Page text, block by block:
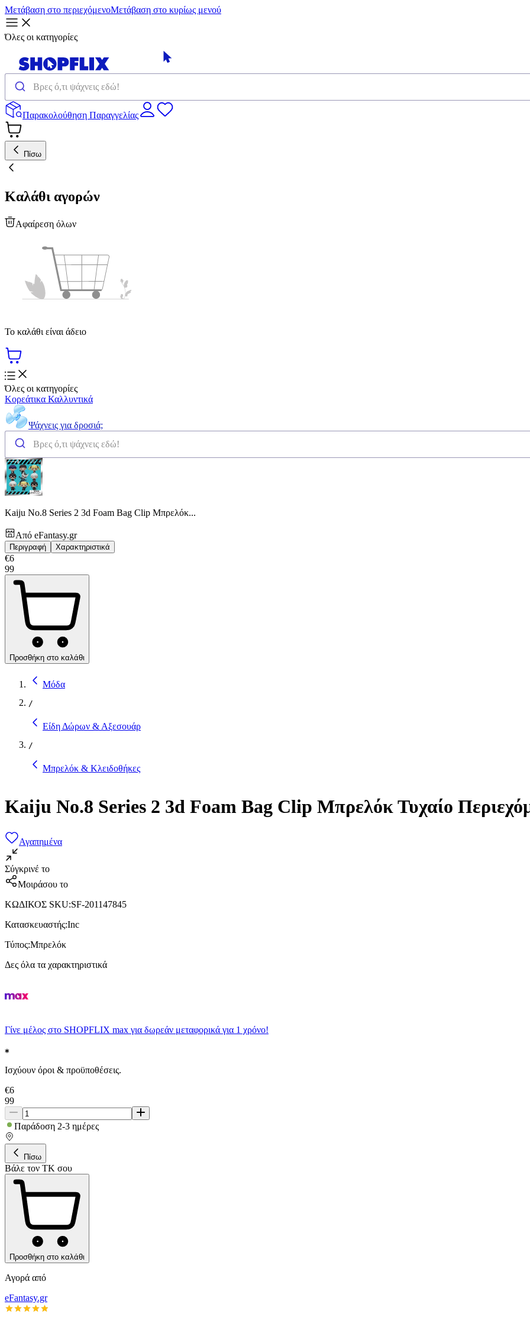
Μετάβαση στο περιεχόμενοΜετάβαση στο κυρίως μενού
Όλες οι κατηγορίες
Παρακολούθηση Παραγγελίας
Πίσω
Καλάθι αγορών
Αφαίρεση όλων
Το καλάθι είναι άδειο
Όλες οι κατηγορίες
Κορεάτικα Καλλυντικά
Ψάχνεις για δροσιά;
Kaiju No.8 Series 2 3d Foam Bag Clip Μπρελόκ...
Από eFantasy.gr
Περιγραφή Χαρακτηριστικά
€6
99
Προσθήκη στο καλάθι
Μόδα
/
Είδη Δώρων & Αξεσουάρ
/
Μπρελόκ & Κλειδοθήκες
Kaiju No.8 Series 2 3d Foam Bag Clip Μπρελόκ Τυχαίο
Αγαπημένα
Σύγκρινέ το
Μοιράσου το
ΚΩΔΙΚΟΣ SKU:SF-201147845
Κατασκευαστής:Inc
Τύπος:Μπρελόκ
Δες όλα τα χαρακτηριστικά
Γίνε μέλος στο SHOPFLIX max για δωρεάν μεταφορικά για 1 χρόνο!
Ισχύουν όροι & προϋποθέσεις.
€6
99
Παράδοση 2-3 ημέρες
Πίσω
Βάλε τον ΤΚ σου
Προσθήκη στο καλάθι
Αγορά από
eFantasy.gr